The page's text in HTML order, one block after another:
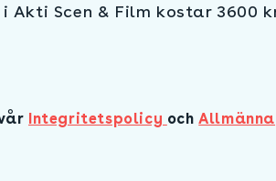
Akti Scen & Film kostar 3600
Integritetspolicy ochAllmänna